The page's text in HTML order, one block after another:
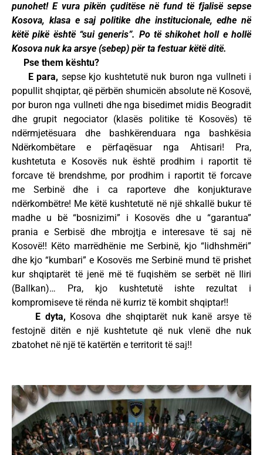
punohet! E vura pikën çuditëse në fund të fjalisë sepse
Kosova, klasa e saj politike dhe institucionale, edhe në
këtë pikë është “sui generis”. Po të shikohet holl e hollë
Kosova nuk ka arsye (sebep) për ta festuar këtë ditë.
Pse them kështu?
E para, sepse kjo kushtetutë nuk buron nga vullneti i
popullit shqiptar, që përbën shumicën absolute në Kosovë,
por buron nga vullneti dhe nga bisedimet midis Beogradit
dhe grupit negociator (klasës politike të Kosovës) të
ndërmjetësuara dhe bashkërenduara nga bashkësia
Ndërkombëtare e përfaqësuar nga Ahtisari! Pra,
kushtetuta e Kosovës nuk është prodhim i raportit të
forcave të brendshme, por prodhim i raportit të forcave
me Serbinë dhe i ca raporteve dhe konjukturave
ndërkombëtre! Me këtë kushtetutë në një shkallë bukur të
madhe u bë “bosnizimi” i Kosovës dhe u “garantua”
prania e Serbisë dhe mbrojtja e interesave të saj në
Kosovë!! Këto marrëdhënie me Serbinë, kjo “lidhshmëri”
dhe kjo “kumbari” e Kosovës me Serbinë mund të prishet
kur shqiptarët të jenë më të fuqishëm se serbët në Iliri
(Ballkan)… Pra, kjo kushtetutë ishte rezultat i
kompromiseve të rënda në kurriz të kombit shqiptar!!
E dyta, Kosova dhe shqiptarët nuk kanë arsye të
festojnë ditën e një kushtetute që nuk vlenë dhe nuk
zbatohet në një të katërtën e territorit të saj!!